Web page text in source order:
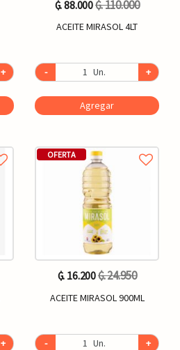
+
₲. 88.000₲. 110.000
ACEITE MIRASOL 4LT
- Un. +
Agregar
+
OFERTA
₲. 16.200₲. 24.950
ACEITE MIRASOL 900ML
- Un. +